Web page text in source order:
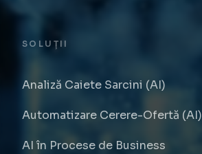
SOLUȚII
Analiză Caiete Sarcini (AI)
Automatizare Cerere-Ofertă (AI)
AI în Procese de Business